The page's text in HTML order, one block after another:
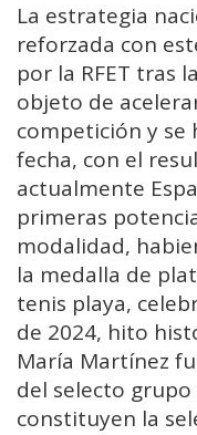
La estrategia
reforzada con
por la RFET tras
objeto de
competición y se
fecha, con el
actualmente
primeras
modalidad,
la medalla de
tenis playa,
de 2024, hito
María Martínez
del selecto
constituyen la